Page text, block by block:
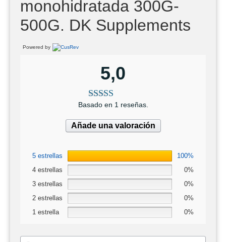
monohidratada 300G-
500G. DK Supplements
Powered by
5,0
Basado en 1 reseñas.
Añade una valoración
5 estrellas
100%
4 estrellas
0%
3 estrellas
0%
2 estrellas
0%
1 estrella
0%